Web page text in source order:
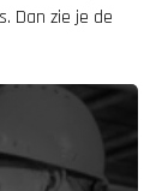
Dan zie je de